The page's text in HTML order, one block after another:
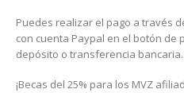
Puedes realizar el pago a través
con cuenta Paypal en el botón de
depósito o transferencia
¡Becas del 25% para los MVZ